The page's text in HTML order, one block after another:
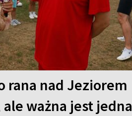
rana nad Jeziorem
ważna jest jedna